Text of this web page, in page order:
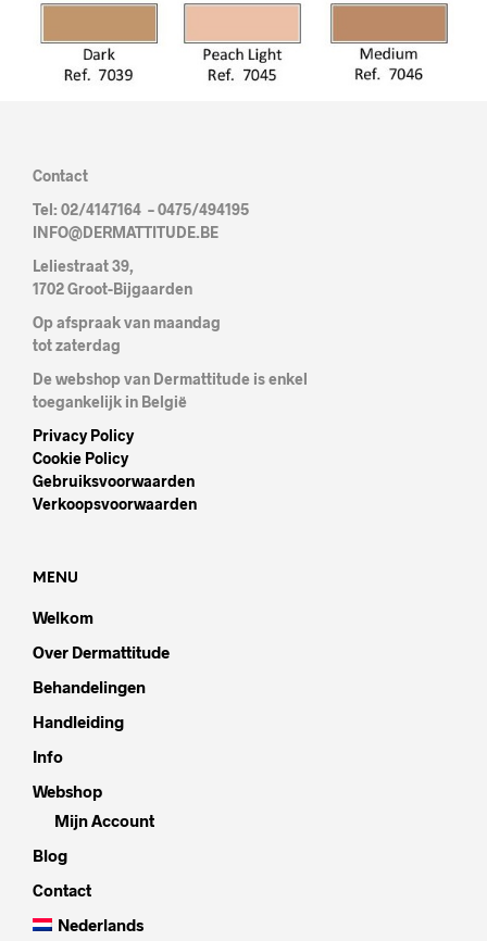
Contact
Tel: 02/4147164 – 0475/494195
INFO@DERMATTITUDE.BE
Leliestraat 39,
1702 Groot-Bijgaarden
Op afspraak van maandag
tot zaterdag
De webshop van Dermattitude is enkel
toegankelijk in België
Privacy Policy
Cookie Policy
Gebruiksvoorwaarden
Verkoopsvoorwaarden
MENU
Welkom
Over Dermattitude
Behandelingen
Handleiding
Info
Webshop
Mijn Account
Blog
Contact
Nederlands